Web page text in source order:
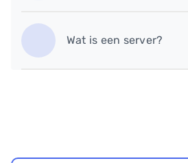
Wat is een server?